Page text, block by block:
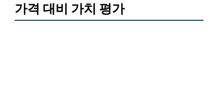
가격 대비 가치 평가